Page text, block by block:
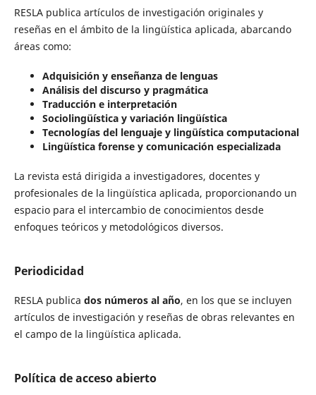
RESLA publica artículos de investigación originales y
reseñas en el ámbito de la lingüística aplicada, abarcando
áreas como:
Adquisición y enseñanza de lenguas
Análisis del discurso y pragmática
Traducción e interpretación
Sociolingüística y variación lingüística
Tecnologías del lenguaje y lingüística computacional
Lingüística forense y comunicación especializada
La revista está dirigida a investigadores, docentes y
profesionales de la lingüística aplicada, proporcionando un
espacio para el intercambio de conocimientos desde
enfoques teóricos y metodológicos diversos.
Periodicidad
RESLA publica dos números al año, en los que se incluyen
artículos de investigación y reseñas de obras relevantes en
el campo de la lingüística aplicada.
Política de acceso abierto